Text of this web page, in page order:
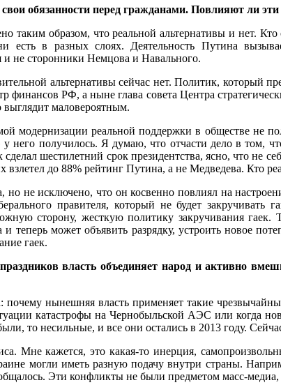
обязанности перед гражданами. Повлияют ли
образом, что реальной альтернативы и нет.
есть в разных слоях. Деятельность Путина
и не сторонники Немцова и Навального.
альтернативы сейчас нет. Политик, который
РФ, а ныне глава совета Центра
маловероятным.
модернизации реальной поддержки в обществе не
него получилось. Я думаю, что отчасти дело в том,
шестилетний срок президентства, ясно, что
взлетел до 88% рейтинг Путина, а не Медведева. Кто
не исключено, что он косвенно повлиял на
правителя, который не будет
сторону, жесткую политику закручивания
может объявить разрядку, устроить новое
гаек.
власть объединяет народ и активно
нынешняя власть применяет такие
катастрофы на Чернобыльской АЭС или когда
то несильные, и все они остались в 2013 году.
Мне кажется, это какая-то инерция,
могли иметь разную подачу внутри страны.
Эти конфликты не были предметом масс-медиа,